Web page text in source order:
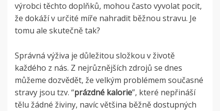
výrobci těchto doplňků, mohou často vyvolat pocit,
že dokáží v určité míře nahradit běžnou stravu. Je
tomu ale skutečně tak?
Správná výživa je důležitou složkou v životě
každého z nás. Z nejrůznějších zdrojů se dnes
můžeme dozvědět, že velkým problémem současné
stravy jsou tzv. “prázdné kalorie”, které nepřináší
tělu žádné živiny, navíc většina běžně dostupných